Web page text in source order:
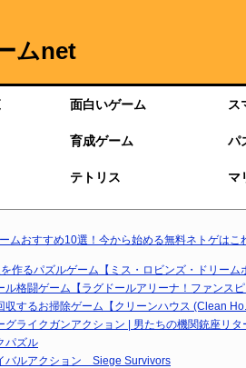
ムnet
面白いゲーム ス
育成ゲーム パ
テトリス マ
ムおすすめ10選！今から始める無料ネトゲはこ
作るパズルゲーム【ミス・ロビンズ・ドリーム
ル格闘ゲーム【ラグドールアリーナ！ファンス
収するお掃除ゲーム【クリーンハウス (Clean
グライクガンアクション | 男たちの機関銃座リタ
パズル
バルアクション Siege Survivors